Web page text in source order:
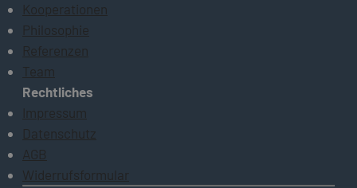
Kooperationen
Philosophie
Referenzen
Team
Rechtliches
Impressum
Datenschutz
AGB
Widerrufsformular